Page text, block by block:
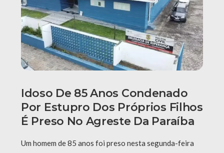
Idoso De 85 Anos Condenado
Por Estupro Dos Próprios Filhos
É Preso No Agreste Da Paraíba
Um homem de 85 anos foi preso nesta segunda-feira